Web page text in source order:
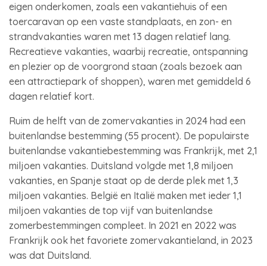
eigen onderkomen, zoals een vakantiehuis of een
toercaravan op een vaste standplaats, en zon- en
strandvakanties waren met 13 dagen relatief lang.
Recreatieve vakanties, waarbij recreatie, ontspanning
en plezier op de voorgrond staan (zoals bezoek aan
een attractiepark of shoppen), waren met gemiddeld 6
dagen relatief kort.
Ruim de helft van de zomervakanties in 2024 had een
buitenlandse bestemming (55 procent). De populairste
buitenlandse vakantiebestemming was Frankrijk, met 2,1
miljoen vakanties. Duitsland volgde met 1,8 miljoen
vakanties, en Spanje staat op de derde plek met 1,3
miljoen vakanties. België en Italië maken met ieder 1,1
miljoen vakanties de top vijf van buitenlandse
zomerbestemmingen compleet. In 2021 en 2022 was
Frankrijk ook het favoriete zomervakantieland, in 2023
was dat Duitsland.